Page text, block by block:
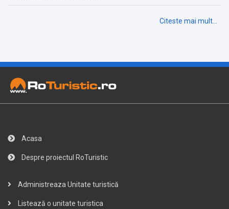
Citeste mai mult...
Acasa
Despre proiectul RoTuristic
Administreaza Unitate turistică
Listează o unitate turistica